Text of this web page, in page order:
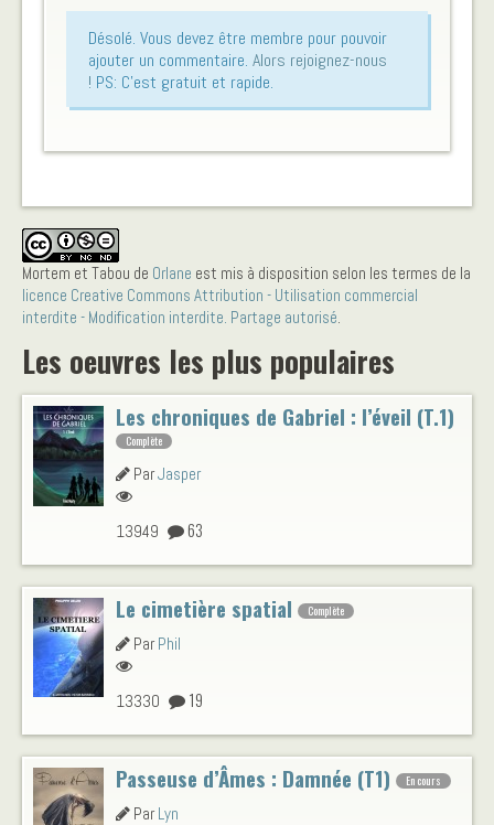
Désolé. Vous devez être membre pour pouvoir
ajouter un commentaire. Alors rejoignez-nous
! PS: C'est gratuit et rapide.
Mortem et Tabou de Orlane est mis à disposition selon les termes de la
licence Creative Commons Attribution - Utilisation commercial
interdite - Modification interdite. Partage autorisé
Les oeuvres les plus populaires
Les chroniques de Gabriel : l’éveil (T.1)
Complète
ParJasper
13949 63
Le cimetière spatial Complète
ParPhil
13330 19
Passeuse d’Âmes : Damnée (T1) En cours
ParLyn